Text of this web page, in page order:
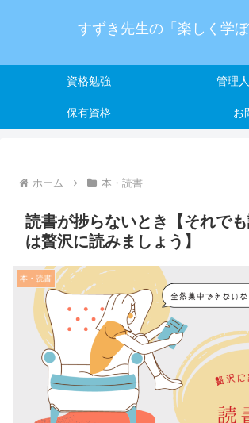
すずき先生の「楽しく学ぼ
資格勉強 管理
保有資格 お
ホーム 本・読書
読書が捗らないとき【それで
は贅沢に読みましょう】
本・読書